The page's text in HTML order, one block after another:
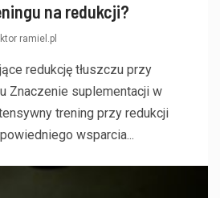
na redukcji?
ramiel.pl
redukcję tłuszczu przy
Znaczenie suplementacji w
trening przy redukcji
wsparcia...